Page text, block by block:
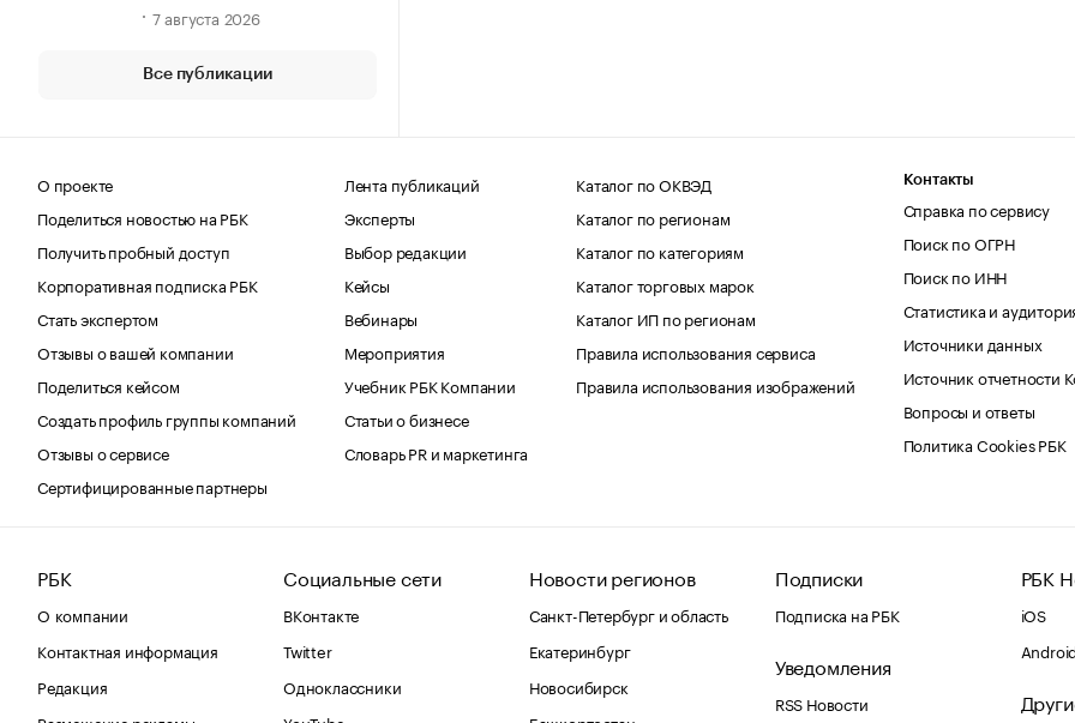
7 августа 2026
Все публикации
О проекте
Поделиться новостью на РБК
Получить пробный доступ
Корпоративная подписка РБК
Стать экспертом
Отзывы о вашей компании
Поделиться кейсом
Создать профиль группы компаний
Отзывы о сервисе
Сертифицированные партнеры
Лента публикаций
Эксперты
Выбор редакции
Кейсы
Вебинары
Мероприятия
Учебник РБК Компании
Статьи о бизнесе
Словарь PR и маркетинга
Каталог по ОКВЭД
Каталог по регионам
Каталог по категориям
Каталог торговых марок
Каталог ИП по регионам
Правила использования сервиса
Правила использования изображений
Контакты
Справка по сервису
Поиск по ОГРН
Поиск по ИНН
Статистика и
Источники данных
Источник отчетности
Вопросы и ответы
Политика Cookies РБК
РБК
О компании
Контактная информация
Редакция
Социальные сети
ВКонтакте
Twitter
Одноклассники
Новости регионов
Санкт-Петербург и область
Екатеринбург
Новосибирск
Подписки
Подписка на РБК
Уведомления
RSS Новости
РБК
iOS